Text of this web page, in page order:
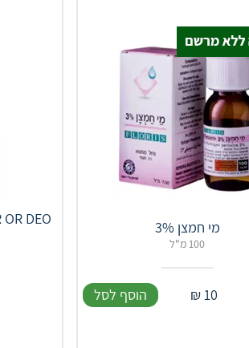
מי חמצן 3%
100 מ"ל
10
₪ הוסף לסל